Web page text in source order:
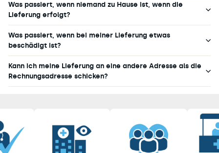
Was passiert, wenn niemand zu Hause ist, wenn die
Lieferung erfolgt?
Was passiert, wenn bei meiner Lieferung etwas
beschädigt ist?
Kann ich meine Lieferung an eine andere Adresse als die
Rechnungsadresse schicken?
Diashow